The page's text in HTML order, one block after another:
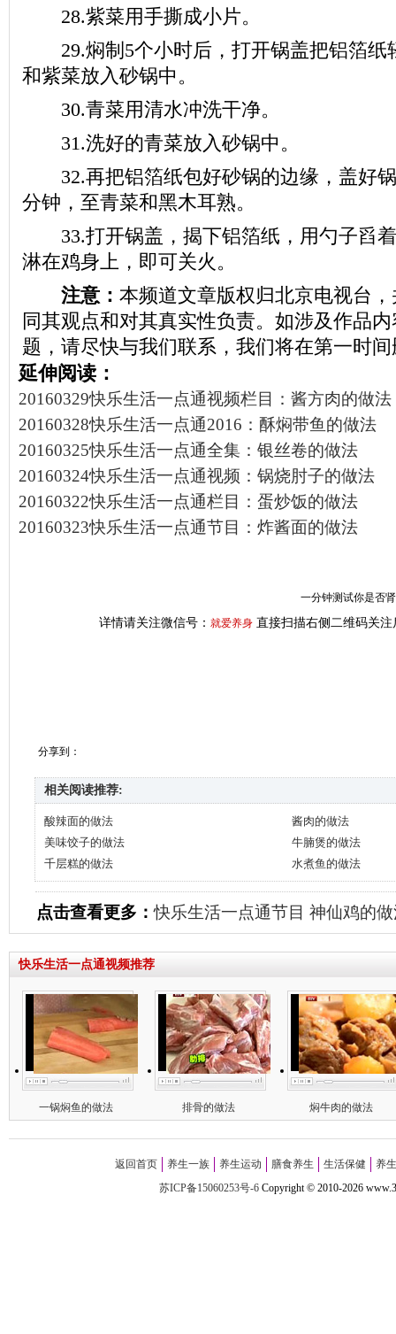
28.紫菜用手撕成小片。
29.焖制5个小时后，打开锅盖把铝箔纸
和紫菜放入砂锅中。
30.青菜用清水冲洗干净。
31.洗好的青菜放入砂锅中。
32.再把铝箔纸包好砂锅的边缘，盖好锅
分钟，至青菜和黑木耳熟。
33.打开锅盖，揭下铝箔纸，用勺子舀
淋在鸡身上，即可关火。
注意： 本频道文章版权归北京电视台
同其观点和对其真实性负责。如涉及作品
题，请尽快与我们联系，我们将在第一时
延伸阅读：
20160329快乐生活一点通视频栏目：酱方肉的做法
20160328快乐生活一点通2016：酥焖带鱼的做法
20160325快乐生活一点通全集：银丝卷的做法
20160324快乐生活一点通视频：锅烧肘子的做法
20160322快乐生活一点通栏目：蛋炒饭的做法
20160323快乐生活一点通节目：炸酱面的做法
一分钟测试你是否
详情请关注微信号： 就爱养身 直接扫描右侧二维码关注
分享到：
相关阅读推荐:
酸辣面的做法
酱肉的做法
美味饺子的做法
牛腩煲的做法
千层糕的做法
水煮鱼的做法
点击查看更多：快乐生活一点通节目 神仙鸡的
快乐生活一点通视频推荐
一锅焖鱼的做法 排骨的做法 焖牛肉的做法
返回首页 养生一族 养生运动 膳食养生 生活保健
养
苏ICP备15060253号-6Copyright©2010-2026